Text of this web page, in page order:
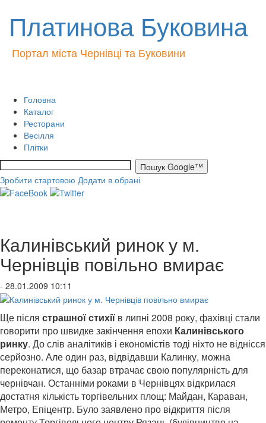
Платинова Буковина
Портал міста Чернівці та Буковини
Головна
Каталог
Ресторани
Весілля
Плітки
Зробити стартовою Додати в обрані
Калинівський ринок у м.
Чернівців повільно вмирає
- 28.01.2009 10:11
Ще після страшної стихії в липні 2008 року, фахівці стали
говорити про швидке закінчення епохи Калинівського
ринку. До слів аналітиків і економістів тоді ніхто не віднісся
серйозно. Але один раз, відвідавши Калинку, можна
переконатися, що базар втрачає свою популярність для
чернівчан. Останніми роками в Чернівцях відкрилася
достатня кількість торгівельних площ: Майдан, Караван,
Метро, Епіцентр. Було заявлено про відкриття після